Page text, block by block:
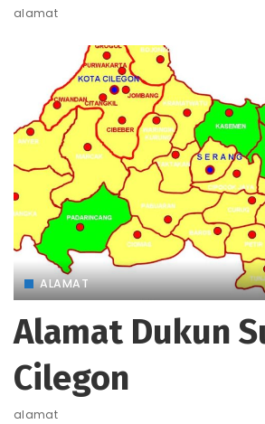
alamat
ALAMAT
Alamat Dukun
Cilegon
alamat